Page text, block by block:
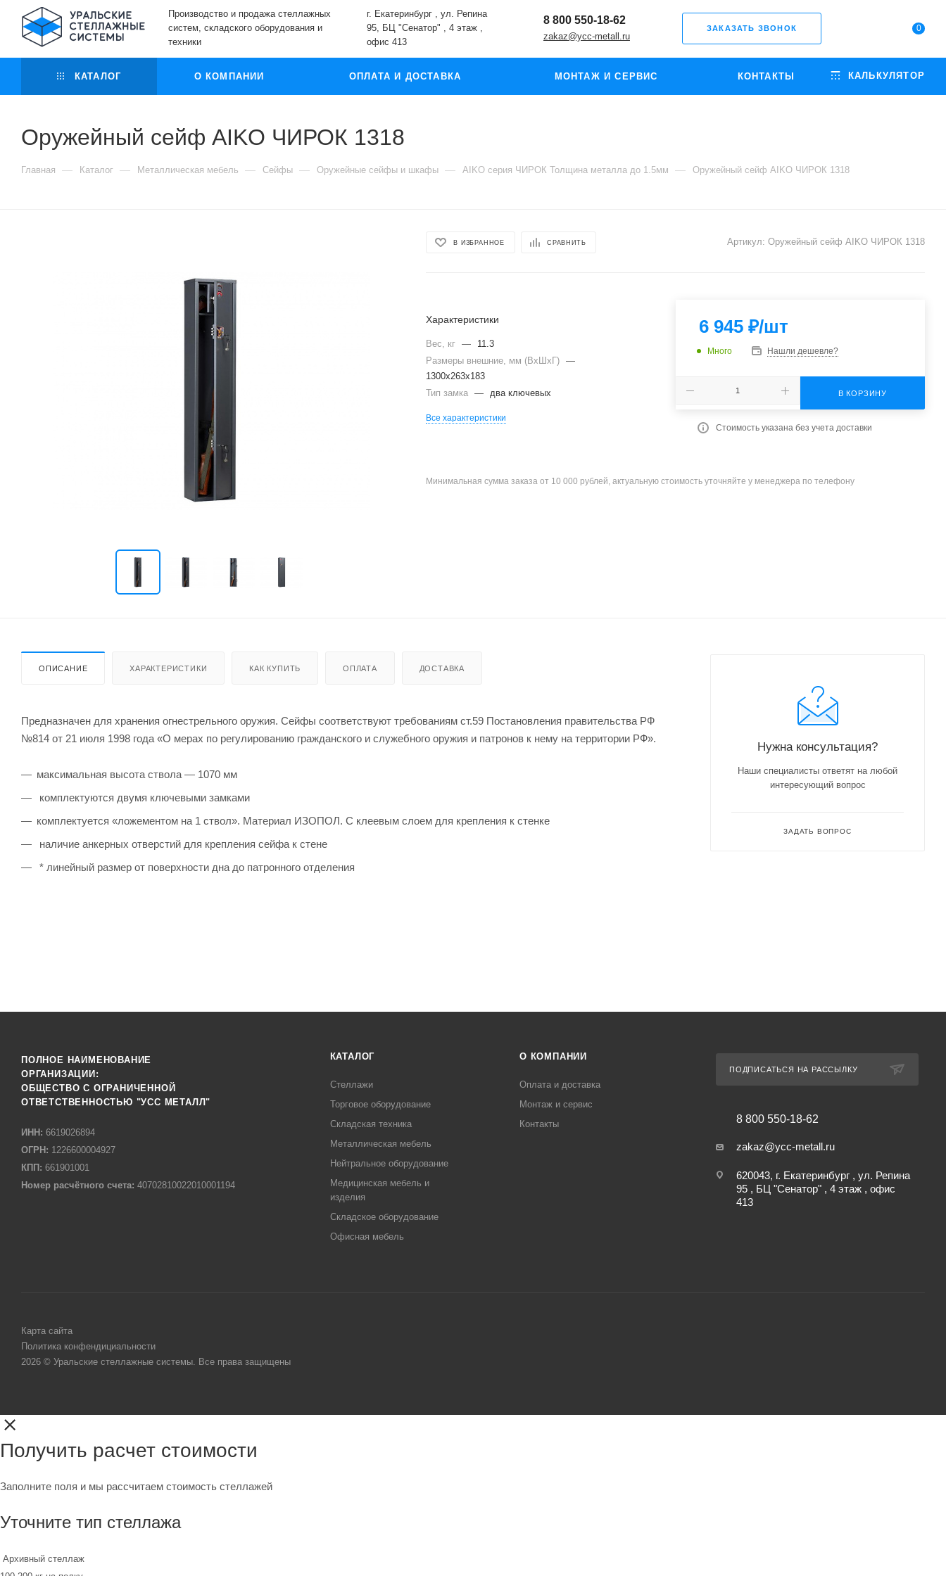
Производство и продажа стеллажных
систем, складского оборудования и
техники
г. Екатеринбург , ул. Репина
95, БЦ "Сенатор" , 4 этаж ,
офис 413
8 800 550-18-62
zakaz@ycc-metall.ru
ЗАКАЗАТЬ ЗВОНОК 0
КАТАЛОГ О КОМПАНИИ ОПЛАТА И ДОСТАВКА МОНТАЖ И СЕРВИС КОНТАКТЫ КАЛЬКУЛЯТОР
Оружейный сейф AIKO ЧИРОК 1318
Главная — Каталог — Металлическая мебель — Сейфы — Оружейные сейфы и шкафы — AIKO серия ЧИРОК Толщина металла до 1.5мм — Оружейный сейф AIKO ЧИРОК 1318
В ИЗБРАННОЕ СРАВНИТЬ Артикул: Оружейный сейф AIKO ЧИРОК 1318
Характеристики
Вес, кг —
11.3
Размеры внешние, мм (ВхШхГ)
—
1300x263x183
Тип замка
— два ключевых
Все характеристики
6 945₽/шт
Много Нашли дешевле?
В КОРЗИНУ
Стоимость указана без учета доставки
Минимальная сумма заказа от 10 000 рублей, актуальную стоимость уточняйте у менеджера по телефону
ОПИСАНИЕ ХАРАКТЕРИСТИКИ КАК КУПИТЬ ОПЛАТА ДОСТАВКА
Предназначен для хранения огнестрельного оружия. Сейфы соответствуют требованиям ст.59 Постановления правительства РФ
№814 от 21 июля 1998 года «О мерах по регулированию гражданского и служебного оружия и патронов к нему на территории РФ».
максимальная высота ствола — 1070 мм
комплектуются двумя ключевыми замками
комплектуется «ложементом на 1 ствол». Материал ИЗОПОЛ. С клеевым слоем для крепления к стенке
наличие анкерных отверстий для крепления сейфа к стене
* линейный размер от поверхности дна до патронного отделения
Нужна консультация?
Наши специалисты ответят на любой
интересующий вопрос
ЗАДАТЬ ВОПРОС
ПОЛНОЕ НАИМЕНОВАНИЕ
ОРГАНИЗАЦИИ:
ОБЩЕСТВО С ОГРАНИЧЕННОЙ
ОТВЕТСТВЕННОСТЬЮ "УСС МЕТАЛЛ"
ИНН: 6619026894
ОГРН: 1226600004927
КПП: 661901001
Номер расчётного счета: 40702810022010001194
КАТАЛОГ
Стеллажи
Торговое оборудование
Складская техника
Металлическая мебель
Нейтральное оборудование
Медицинская мебель и
изделия
Складское оборудование
Офисная мебель
О КОМПАНИИ
Оплата и доставка
Монтаж и сервис
Контакты
ПОДПИСАТЬСЯ НА РАССЫЛКУ
8 800 550-18-62
zakaz@ycc-metall.ru
620043, г. Екатеринбург , ул. Репина
95 , БЦ "Сенатор" , 4 этаж , офис
413
Карта сайта
Политика конфендициальности
2026 © Уральские стеллажные системы. Все права защищены
Получить расчет стоимости
Заполните поля и мы рассчитаем стоимость стеллажей
Уточните тип стеллажа
Архивный стеллаж